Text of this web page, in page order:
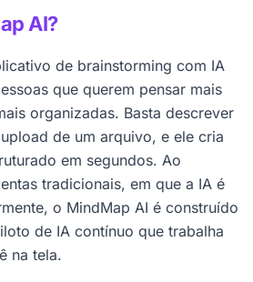
AI?
de brainstorming com IA
que querem pensar mais
organizadas. Basta descrever
de um arquivo, e ele cria
em segundos. Ao
tradicionais, em que a IA é
o MindMap AI é construído
de IA contínuo que trabalha
na tela.